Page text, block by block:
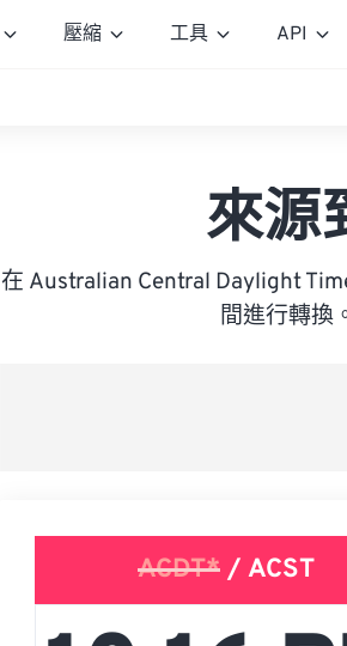
壓縮 工具 API
來源
在 Australian Central Daylight
間進行轉換
ACDT* / ACST